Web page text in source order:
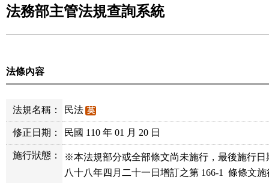
法務部主管法規查詢系統
法條內容
法規名稱： 民法 英
修正日期： 民國 110 年 01 月 20 日
施行狀態：
※本法規部分或全部條文尚未施行，最後施行日
八十八年四月二十一日增訂之第 166-1  條條文